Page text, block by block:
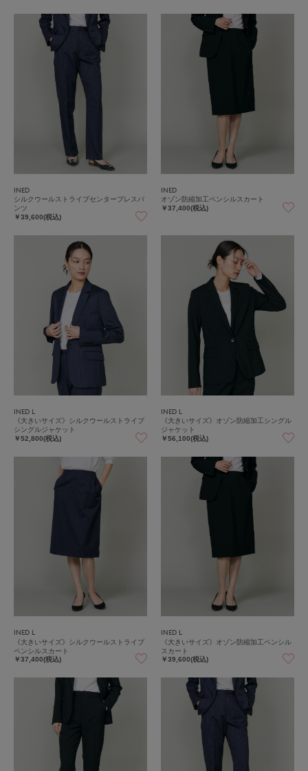
INED
シルクウールストライプセンタープレスパ
ンツ
￥39,600(税込)
INED
オゾン防縮加工ペンシルスカート
￥37,400(税込)
INED L
《大きいサイズ》シルクウールストライプ
シングルジャケット
￥52,800(税込)
INED L
《大きいサイズ》オゾン防縮加工シングル
ジャケット
￥56,100(税込)
INED L
《大きいサイズ》シルクウールストライプ
ペンシルスカート
￥37,400(税込)
INED L
《大きいサイズ》オゾン防縮加工ペンシル
スカート
￥39,600(税込)